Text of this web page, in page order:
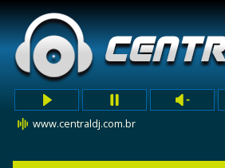
www.centraldj.com.br